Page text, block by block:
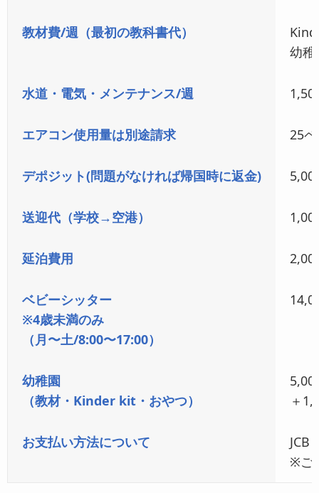
教材費/週（最初の教科書代）
幼稚
水道・電気・メンテナンス/週
エアコン使用量は別途請求 25
デポジット(問題がなければ帰国時に返金)
送迎代（学校→空港）
延泊費用
ベビーシッター
※4歳未満のみ
（月〜土/8:00〜17:00）
幼稚園
（教材・Kinder kit・おやつ）
＋
お支払い方法について
JCB
※ご